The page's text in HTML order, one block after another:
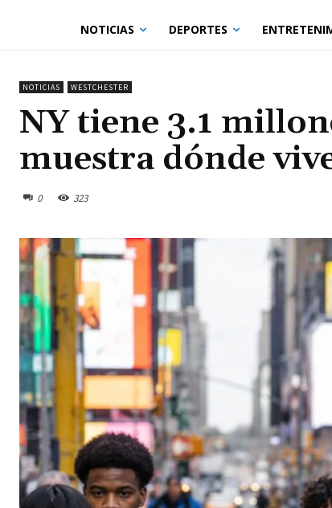
NOTICIAS DEPORTES
NOTICIAS WESTCHESTER
NY tiene 3.1
muestra dónde
0 323